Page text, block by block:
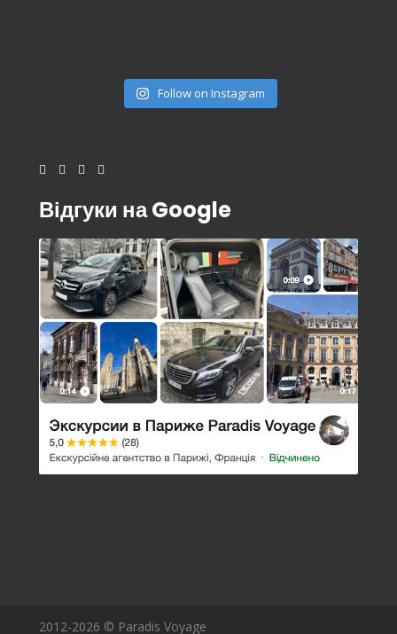
Follow on Instagram
Відгуки на Google
2012-2026 © Paradis Voyage